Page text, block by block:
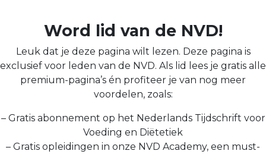
Word lid van de NVD!
Leuk dat je deze pagina wilt lezen. Deze pagina is
exclusief voor leden van de NVD. Als lid lees je gratis alle
premium-pagina’s én profiteer je van nog meer
voordelen, zoals:
– Gratis abonnement op het Nederlands Tijdschrift voor
Voeding en Diëtetiek
– Gratis opleidingen in onze NVD Academy, een must-